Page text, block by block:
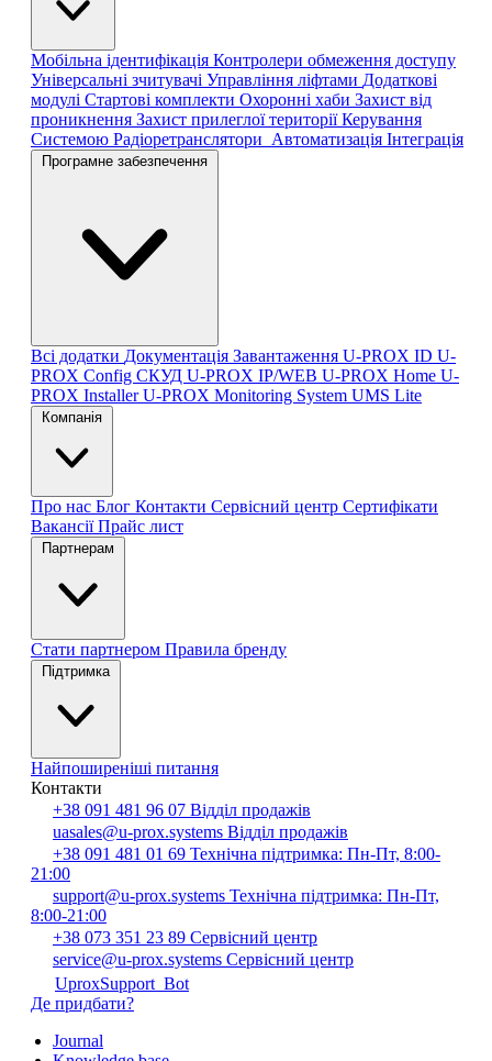
Мобільна ідентифікація Контролери обмеження доступу
Універсальні зчитувачі Управління ліфтами Додаткові
модулі Стартові комплекти Охоронні хаби Захист від
проникнення Захист прилеглої територіїКерування
Системою Радіоретранслятори Автоматизація Інтеграція
Програмне забезпечення
Всі додатки Документація Завантаження U-PROX ID U-
PROX Config СКУД U-PROX IP/WEB U-PROX Home U-
PROX InstallerU-PROX Monitoring System UMS Lite
Компанія
Про нас Блог Контакти Сервісний центр Сертифікати
ВакансіїПрайс лист
Партнерам
Стати партнером Правила бренду
Підтримка
Найпоширеніші питання
Контакти
+38 091 481 96 07 Відділ продажів
uasales@u-prox.systems Відділ продажів
+38 091 481 01 69 Технічна підтримка: Пн-Пт, 8:00-
21:00
support@u-prox.systems Технічна підтримка: Пн-Пт,
8:00-21:00
+38 073 351 23 89 Сервісний центр
service@u-prox.systems Сервісний центр
UproxSupport_Bot
Де придбати?
Journal